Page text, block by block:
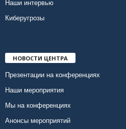
Наши интервью
Киберугрозы
НОВОСТИ ЦЕНТРА
Презентации на конференциях
Наши мероприятия
Мы на конференциях
Анонсы мероприятий